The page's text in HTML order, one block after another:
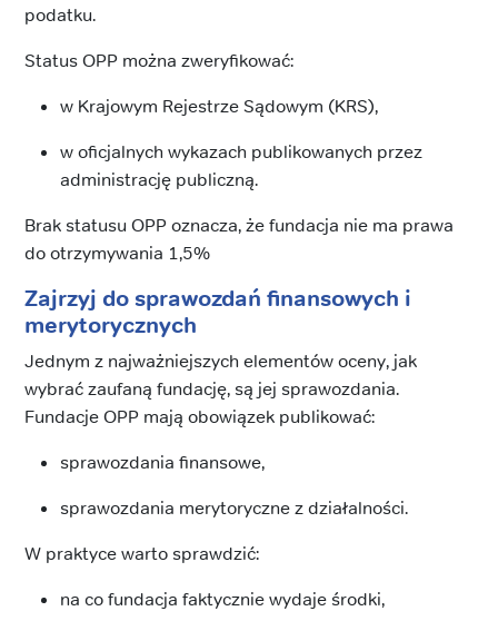
podatku.
Status OPP można zweryfikować:
w Krajowym Rejestrze Sądowym (KRS),
w oficjalnych wykazach publikowanych przez
administrację publiczną.
Brak statusu OPP oznacza, że fundacja nie ma prawa
do otrzymywania 1,5%
Zajrzyj do sprawozdań finansowych i
merytorycznych
Jednym z najważniejszych elementów oceny, jak
wybrać zaufaną fundację, są jej sprawozdania.
Fundacje OPP mają obowiązek publikować:
sprawozdania finansowe,
sprawozdania merytoryczne z działalności.
W praktyce warto sprawdzić:
na co fundacja faktycznie wydaje środki,